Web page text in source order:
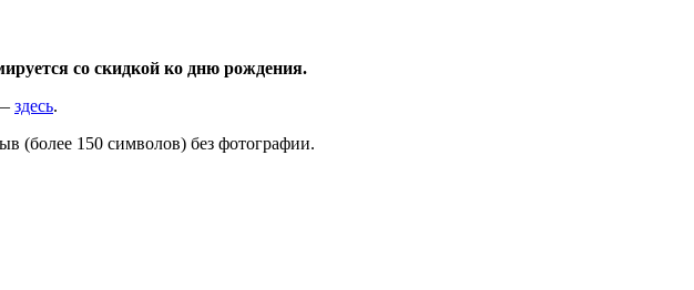
со скидкой ко дню рождения.
здесь.
(более 150 символов) без фотографии.